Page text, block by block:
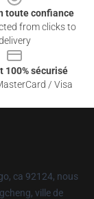
toute confiance
from clicks to
100% sécurisé
/ Visa
ca 92124, nous
ville de